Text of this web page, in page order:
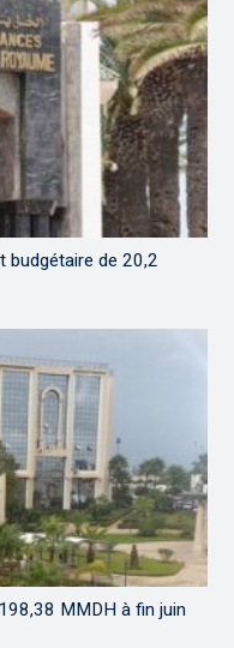
budgétaire de 20,2
MMDH à fin juin